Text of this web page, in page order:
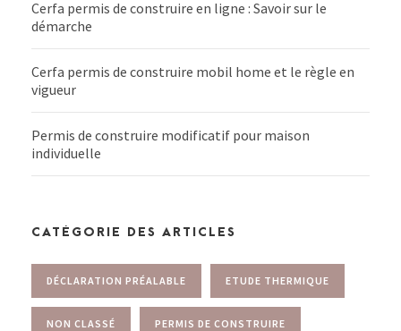
Cerfa permis de construire en ligne : Savoir sur le
démarche
Cerfa permis de construire mobil home et le règle en
vigueur
Permis de construire modificatif pour maison
individuelle
CATÉGORIE DES ARTICLES
DÉCLARATION PRÉALABLE ETUDE THERMIQUE
NON CLASSÉ PERMIS DE CONSTRUIRE